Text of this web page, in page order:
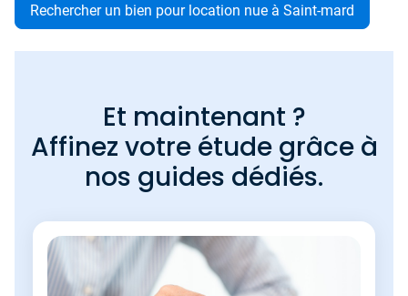
Rechercher un bien pour location nue à Saint-mard
Et maintenant ?
Affinez votre étude grâce à
nos guides dédiés.